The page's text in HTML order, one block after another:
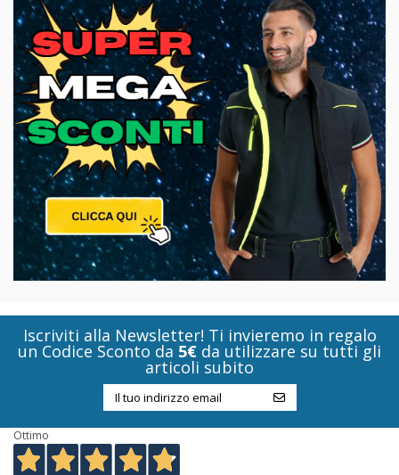
Iscriviti alla Newsletter! Ti invieremo in regalo
un Codice Sconto da 5€ da utilizzare su tutti gli
articoli subito
Ottimo